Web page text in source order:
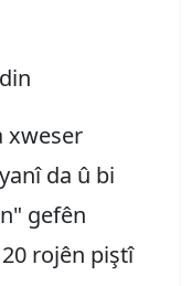
xweser
da û bi
gefên
rojên piştî